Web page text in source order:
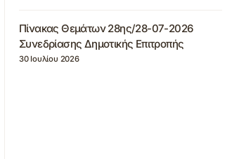
Πίνακας Θεμάτων 28ης/28-07-2026
Συνεδρίασης Δημοτικής Επιτροπής
30 Ιουλίου 2026